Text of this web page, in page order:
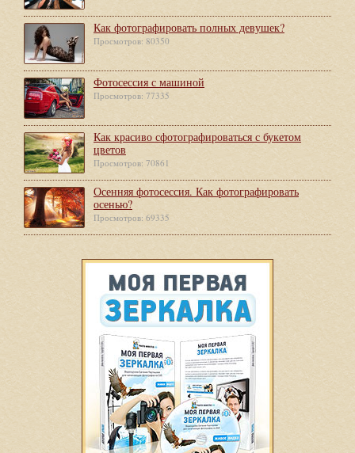
Как фотографировать полных девушек?
Просмотров: 80350
Фотосессия с машиной
Просмотров: 77335
Как красиво сфотографироваться с букетом
цветов
Просмотров: 70861
Осенняя фотосессия. Как фотографировать
осенью?
Просмотров: 69335